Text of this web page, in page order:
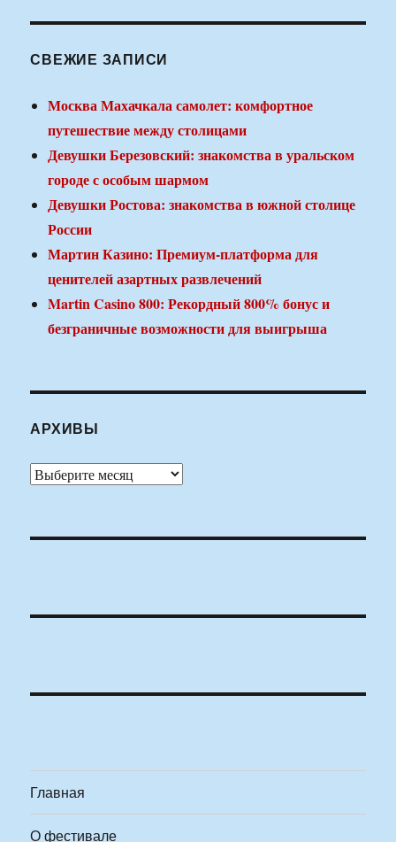
СВЕЖИЕ ЗАПИСИ
Москва Махачкала самолет: комфортное
путешествие между столицами
Девушки Березовский: знакомства в уральском
городе с особым шармом
Девушки Ростова: знакомства в южной столице
России
Мартин Казино: Премиум-платформа для
ценителей азартных развлечений
Martin Casino 800: Рекордный 800% бонус и
безграничные возможности для выигрыша
АРХИВЫ
Архивы
Главная
О фестивале